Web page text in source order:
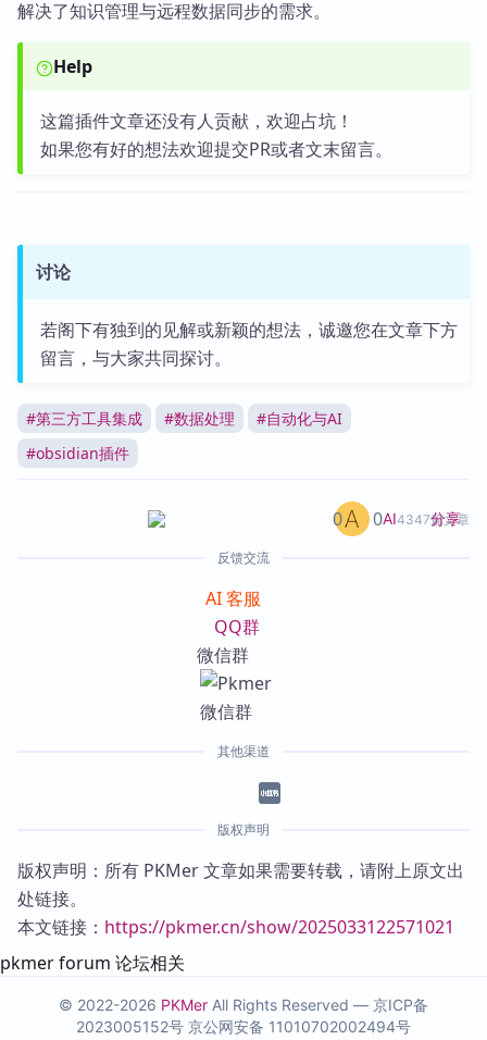
解决了知识管理与远程数据同步的需求。
Help
这篇插件文章还没有人贡献，欢迎占坑！
如果您有好的想法欢迎提交PR或者文末留言。
讨论
若阁下有独到的见解或新颖的想法，诚邀您在文章下方
留言，与大家共同探讨。
#第三方工具集成 #数据处理 #自动化与AI
#obsidian插件
AI4347篇文章
0 0 分享
反馈交流
AI 客服
QQ群
微信群
其他渠道
版权声明
版权声明：所有 PKMer 文章如果需要转载，请附上原文出
处链接。
本文链接： https://pkmer.cn/show/2025033122571021
pkmer forum 论坛相关
© 2022-2026 PKMer All Rights Reserved — 京ICP备
2023005152号 京公网安备 11010702002494号